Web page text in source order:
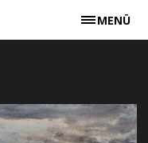
MENÜ